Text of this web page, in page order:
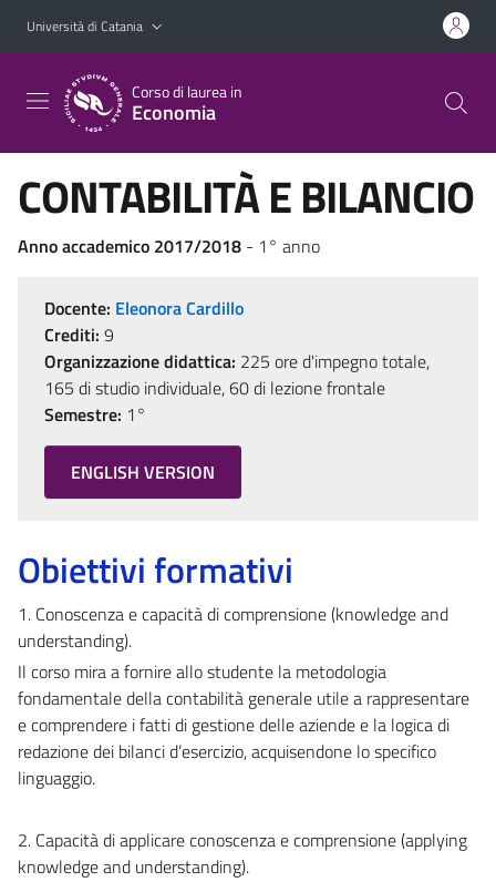
Vai al contenuto principale
Vai al menu di navigazione
Università di Catania
Corso di laurea in
Economia
CONTABILITÀ E BILANCIO
Anno accademico 2017/2018 - 1° anno
Docente: Eleonora Cardillo
Crediti: 9
Organizzazione didattica: 225 ore d'impegno totale,
165 di studio individuale, 60 di lezione frontale
Semestre: 1°
ENGLISH VERSION
Obiettivi formativi
1. Conoscenza e capacità di comprensione (knowledge and
understanding).
Il corso mira a fornire allo studente la metodologia
fondamentale della contabilità generale utile a rappresentare
e comprendere i fatti di gestione delle aziende e la logica di
redazione dei bilanci d’esercizio, acquisendone lo specifico
linguaggio.
2. Capacità di applicare conoscenza e comprensione (applying
knowledge and understanding).